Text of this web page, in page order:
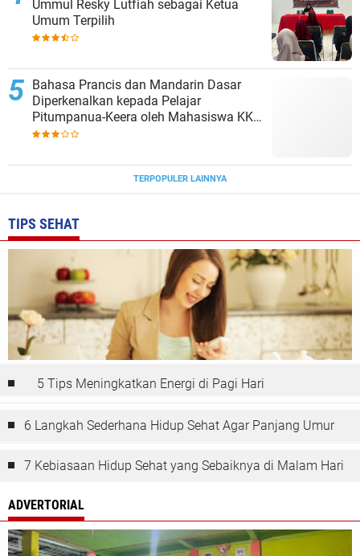
Ummul Resky Lutfiah sebagai Ketua
Umum Terpilih
Bahasa Prancis dan Mandarin Dasar
Diperkenalkan kepada Pelajar
Pitumpanua-Keera oleh Mahasiswa KKN
Unhas di Wajo
TERPOPULER LAINNYA
TIPS SEHAT
5 Tips Meningkatkan Energi di Pagi Hari
6 Langkah Sederhana Hidup Sehat Agar Panjang Umur
7 Kebiasaan Hidup Sehat yang Sebaiknya di Malam Hari
ADVERTORIAL